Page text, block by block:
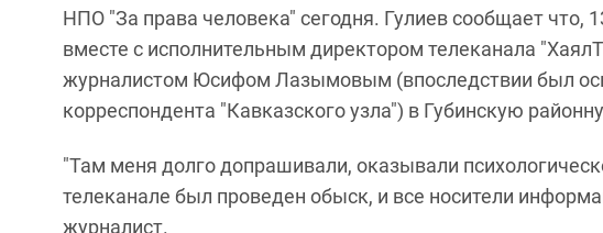
НПО "За права человека" сегодня. Гулиев сообщает что,
вместе с исполнительным директором телеканала
журналистом Юсифом Лазымовым (впоследствии был
корреспондента "Кавказского узла") в Губинскую
"Там меня долго допрашивали, оказывали
телеканале был проведен обыск, и все носители
журналист.